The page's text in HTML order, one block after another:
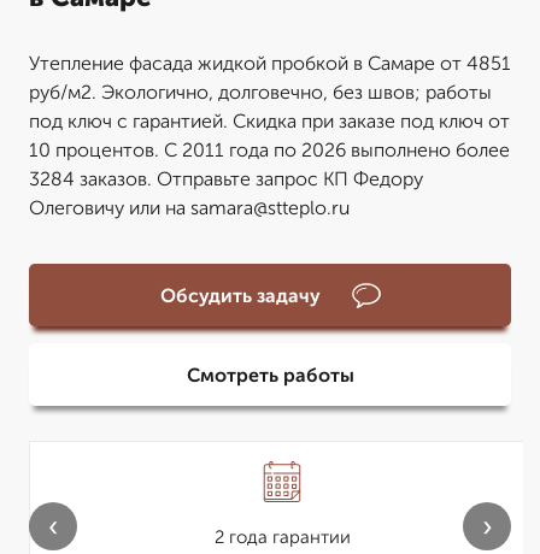
Утепление фасада жидкой пробкой в Самаре от 4851
руб/м2. Экологично, долговечно, без швов; работы
под ключ с гарантией. Скидка при заказе под ключ от
10 процентов. С 2011 года по 2026 выполнено более
3284 заказов. Отправьте запрос КП Федору
Олеговичу или на samara@stteplo.ru
Обсудить задачу
Смотреть работы
2 года гарантии
‹ ›